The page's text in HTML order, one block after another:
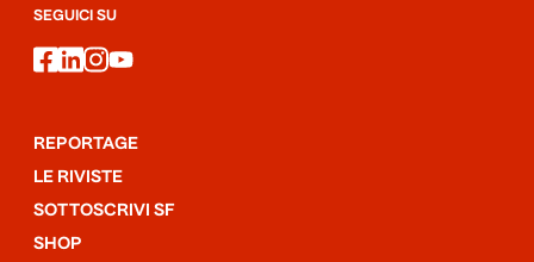
SEGUICI SU
facebook
linkedin
instagram
youtube
REPORTAGE
LE RIVISTE
SOTTOSCRIVI SF
SHOP